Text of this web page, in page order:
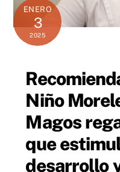
ENERO
3
2025
Niño
Magos
que
desarrollo